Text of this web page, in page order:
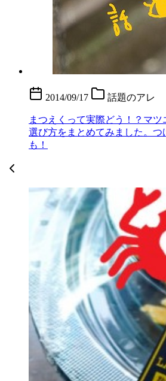
2014/09/17 話題のアレ
まつえくって実際どう！？マ
選び方をまとめてみました。
も！